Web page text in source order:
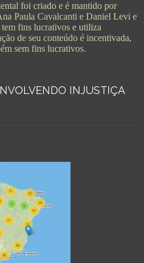
foi criado e é mantido por
Paula Cavalcanti e Daniel Levi e
fins lucrativos e utiliza
de seu conteúdo é incentivada,
sem fins lucrativos.
INJUSTIÇA